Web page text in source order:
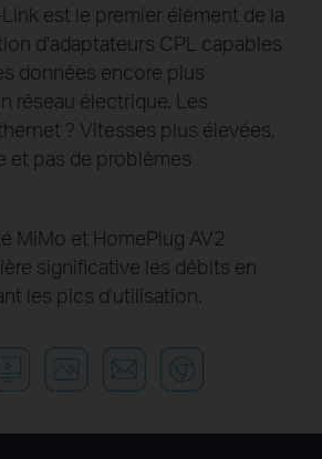
est le premier élément de la
d'adaptateurs CPL capables
données encore plus
réseau électrique. Les
? Vitesses plus élevées,
et pas de problèmes
MiMo et HomePlug AV2
significative les débits en
les pics d'utilisation.